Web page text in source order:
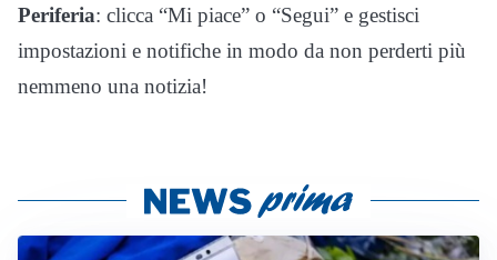
Periferia: clicca “Mi piace” o “Segui” e gestisci
impostazioni e notifiche in modo da non perderti più
nemmeno una notizia!